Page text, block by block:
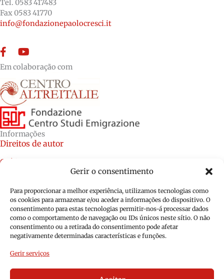
Gerir o consentimento
Para proporcionar a melhor experiência, utilizamos tecnologias como
os cookies para armazenar e/ou aceder a informações do dispositivo. O
consentimento para estas tecnologias permitir-nos-á processar dados
como o comportamento de navegação ou IDs únicos neste sítio. O não
consentimento ou a retirada do consentimento pode afetar
negativamente determinadas características e funções.
Gerir serviços
Tel. 0583 417483
Fax 0583 41770
info@fondazionepaolocresci.it
FacebookYouTube
Em colaboração com
Informações
Direitos de autor
Créditos
Política de privacidade (UE)